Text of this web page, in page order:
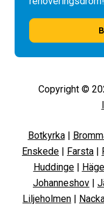
Copyright ©
Botkyrka|
Enskede | Farsta |
Huddinge|
Johanneshov |
Liljeholmen |